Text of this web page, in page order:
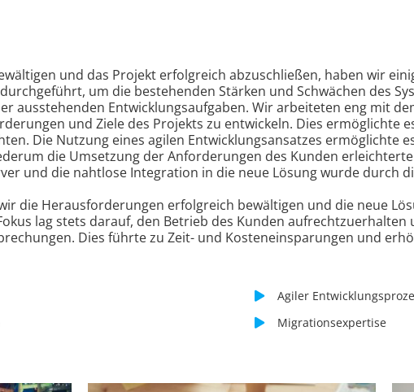
und das Projekt erfolgreich abzuschließen, haben wir
um die bestehenden Stärken und Schwächen des
ausstehenden Entwicklungsaufgaben. Wir arbeiteten eng mit
und Ziele des Projekts zu entwickeln. Dies ermöglichte
Die Nutzung eines agilen Entwicklungsansatzes ermöglichte
die Umsetzung der Anforderungen des Kunden
und die nahtlose Integration in die neue Lösung wurde durch
die Herausforderungen erfolgreich bewältigen und die neue
lag stets darauf, den Betrieb des Kunden
Dies führte zu Zeit- und Kosteneinsparungen und
Agiler
Migrationsexpertise